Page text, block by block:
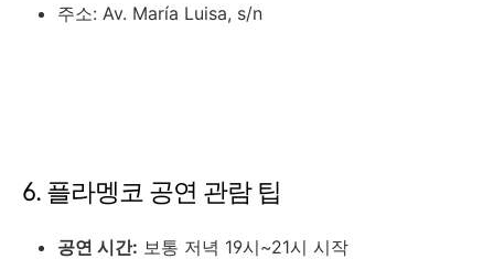
주소: Av. María Luisa, s/n
6. 플라멩코 공연 관람 팁
공연 시간: 보통 저녁 19시~21시 시작